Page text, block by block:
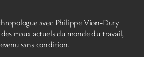
avec Philippe Vion-Dury
maux actuels du monde du travail,
sans condition.